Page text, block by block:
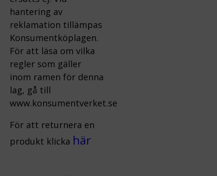
hantering av
reklamation tillämpas
Konsumentköplagen.
För att läsa om vilka
regler som gäller
inom ramen för denna
lag, gå till
www.konsumentverket.se
För att returnera en
produkt klicka här